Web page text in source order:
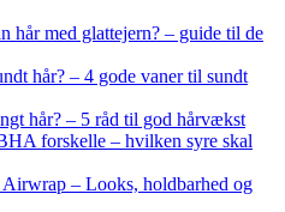
hår med glattejern? – guide til de
hår? – 4 gode vaner til sundt
hår? – 5 råd til god hårvækst
forskelle – hvilken syre skal
– Looks, holdbarhed og